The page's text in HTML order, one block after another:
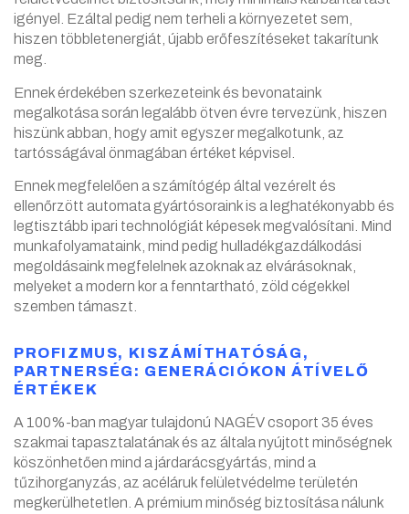
igényel. Ezáltal pedig nem terheli a környezetet sem,
hiszen többletenergiát, újabb erőfeszítéseket takarítunk
meg.
Ennek érdekében szerkezeteink és bevonataink
megalkotása során legalább ötven évre tervezünk, hiszen
hiszünk abban, hogy amit egyszer megalkotunk, az
tartósságával önmagában értéket képvisel.
Ennek megfelelően a számítógép által vezérelt és
ellenőrzött automata gyártósoraink is a leghatékonyabb és
legtisztább ipari technológiát képesek megvalósítani. Mind
munkafolyamataink, mind pedig hulladékgazdálkodási
megoldásaink megfelelnek azoknak az elvárásoknak,
melyeket a modern kor a fenntartható, zöld cégekkel
szemben támaszt.
PROFIZMUS, KISZÁMÍTHATÓSÁG,
PARTNERSÉG: GENERÁCIÓKON ÁTÍVELŐ
ÉRTÉKEK
A 100%-ban magyar tulajdonú NAGÉV csoport 35 éves
szakmai tapasztalatának és az általa nyújtott minőségnek
köszönhetően mind a járdarácsgyártás, mind a
tűzihorganyzás, az acéláruk felületvédelme területén
megkerülhetetlen. A prémium minőség biztosítása nálunk